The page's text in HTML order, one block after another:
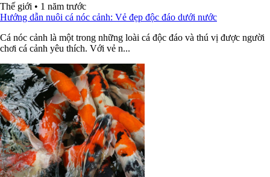
Thế giới • 1 năm trước
Hướng dẫn nuôi cá nóc cảnh: Vẻ đẹp độc đáo dưới nước
Cá nóc cảnh là một trong những loài cá độc đáo và thú vị được người
chơi cá cảnh yêu thích. Với vẻ n...